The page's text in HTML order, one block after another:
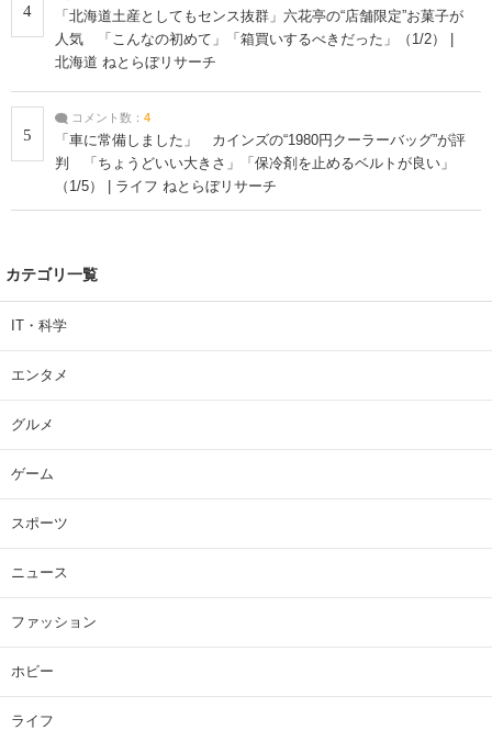
4
「北海道土産としてもセンス抜群」六花亭の“店舗限定”お菓子が
人気 「こんなの初めて」「箱買いするべきだった」（1/2） |
北海道 ねとらぼリサーチ
5
コメント数： 4
「車に常備しました」 カインズの“1980円クーラーバッグ”が評
判 「ちょうどいい大きさ」「保冷剤を止めるベルトが良い」
（1/5） | ライフ ねとらぼリサーチ
カテゴリ一覧
IT・科学
エンタメ
グルメ
ゲーム
スポーツ
ニュース
ファッション
ホビー
ライフ